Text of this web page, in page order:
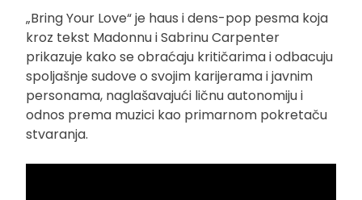
„Bring Your Love“ je haus i dens-pop pesma koja
kroz tekst Madonnu i Sabrinu Carpenter
prikazuje kako se obraćaju kritičarima i odbacuju
spoljašnje sudove o svojim karijerama i javnim
personama, naglašavajući ličnu autonomiju i
odnos prema muzici kao primarnom pokretaču
stvaranja.